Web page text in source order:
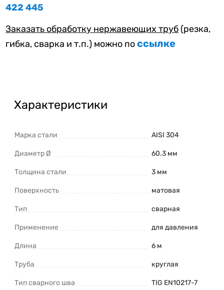
422 445
Заказать обработку нержавеющих труб (резка,
гибка, сварка и т.п.) можно поссылке
Характеристики
Марка стали AISI 304
Диаметр Ø 60.3 мм
Толщина стали 3 мм
Поверхность матовая
Тип сварная
Применение для давления
Длина 6 м
Труба круглая
Тип сварного шва TIG EN10217-7